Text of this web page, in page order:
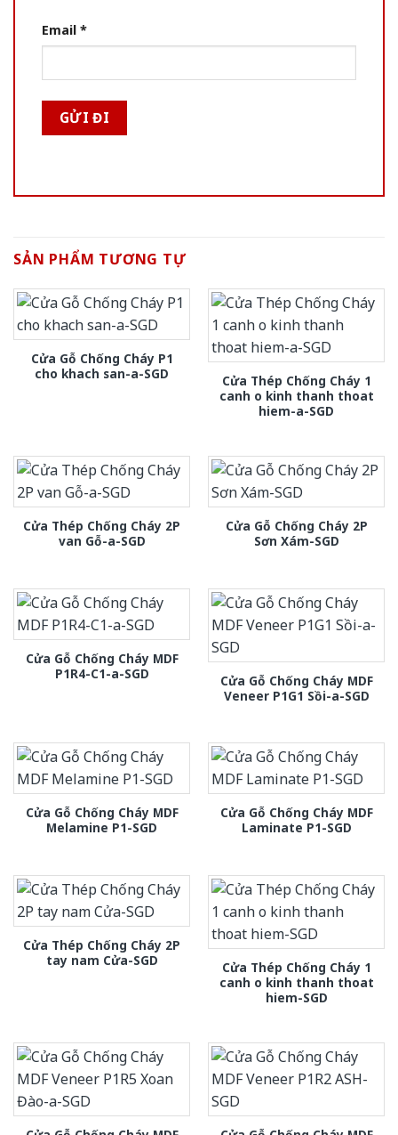
Email *
SẢN PHẨM TƯƠNG TỰ
Cửa Gỗ Chống Cháy P1
cho khach san-a-SGD
Cửa Thép Chống Cháy 1
canh o kinh thanh thoat
hiem-a-SGD
Cửa Thép Chống Cháy 2P
van Gỗ-a-SGD
Cửa Gỗ Chống Cháy 2P
Sơn Xám-SGD
Cửa Gỗ Chống Cháy MDF
P1R4-C1-a-SGD
Cửa Gỗ Chống Cháy MDF
Veneer P1G1 Sồi-a-SGD
Cửa Gỗ Chống Cháy MDF
Melamine P1-SGD
Cửa Gỗ Chống Cháy MDF
Laminate P1-SGD
Cửa Thép Chống Cháy 2P
tay nam Cửa-SGD
Cửa Thép Chống Cháy 1
canh o kinh thanh thoat
hiem-SGD